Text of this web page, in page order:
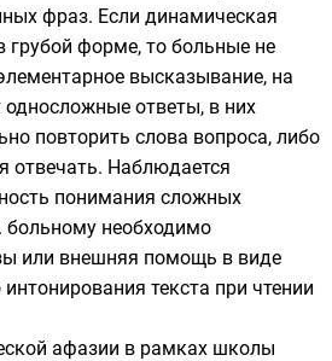
фраз. Если динамическая
грубой форме, то больные не
высказывание, на
ответы, в них
повторить слова вопроса, либо
отвечать. Наблюдается
понимания сложных
больному необходимо
или внешняя помощь в виде
текста при чтении
афазии в рамках школы